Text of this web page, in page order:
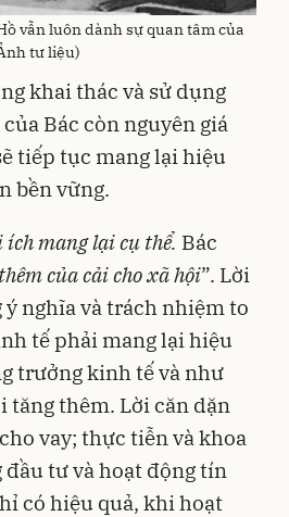
vẫn luôn dành sự quan tâm của
tư liệu)
khai thác và sử dụng
Bác còn nguyên giá
tiếp tục mang lại hiệu
bền vững.
mang lại cụ thể. Bác
của cải cho xã hội”. Lời
ý nghĩa và trách nhiệm to
tế phải mang lại hiệu
trưởng kinh tế và như
tăng thêm. Lời căn dặn
vay; thực tiễn và khoa
tư và hoạt động tín
có hiệu quả, khi hoạt